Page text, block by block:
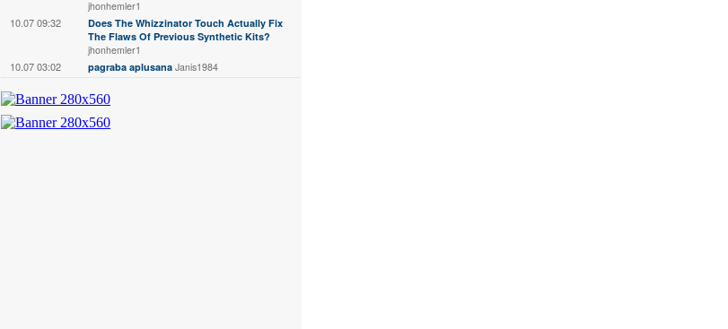
jhonhemler1
10.07 09:32
Does The Whizzinator Touch Actually Fix
The Flaws Of Previous Synthetic Kits?
jhonhemler1
10.07 03:02 pagraba aplusana Janis1984